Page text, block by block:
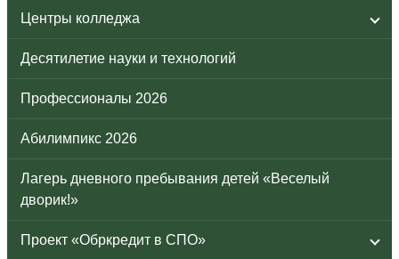
Центры колледжа
Десятилетие науки и технологий
Профессионалы 2026
Абилимпикс 2026
Лагерь дневного пребывания детей «Веселый
дворик!»
Проект «Обркредит в СПО»